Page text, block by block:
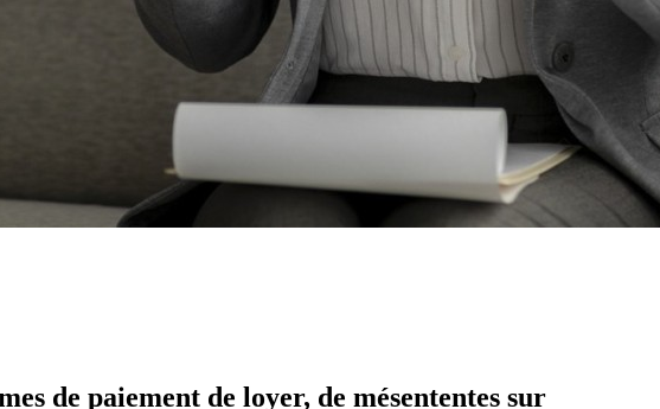
de paiement de loyer, de mésententes sur